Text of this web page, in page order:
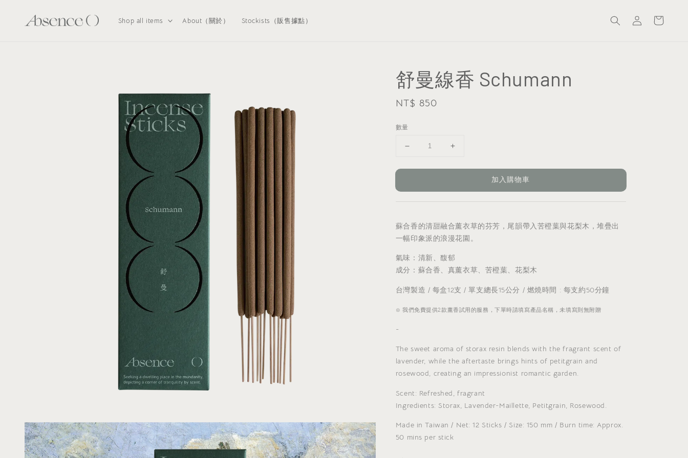
Shop all items About（關於） Stockists（販售據點）
舒曼線香 Schumann
Regular
NT$ 850
數量
加入購物車
蘇合香的清甜融合薰衣草的芬芳，尾韻帶入苦橙葉與花梨木，堆疊出
一幅印象派的浪漫花園。
氣味 ：清新、馥郁
成分：蘇合香、真薰衣草、苦橙葉、花梨木
台灣製造 / 每盒12支 / 單支總長15公分 / 燃燒時間 : 每支約50分鐘
⊙ 我們免費提供2款薰香試用的服務，下單時請填寫產品名稱，未填寫則無附贈
-
The sweet aroma of storax resin blends with the fragrant scent of
lavender, while the aftertaste brings hints of petitgrain and
rosewood, creating an impressionist romantic garden.
Scent: Refreshed, fragrant
Ingredients: Storax, Lavender-Maillette, Petitgrain, Rosewood.
Made in Taiwan / Net: 12 Sticks / Size: 150 mm / Burn time: Approx.
50 mins per stick